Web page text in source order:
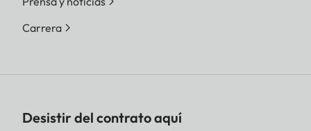
Carrera
Desistir del contrato aquí